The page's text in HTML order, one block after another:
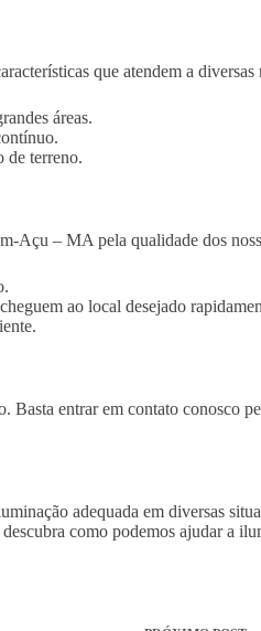
que atendem a diversas
áreas.
de terreno.
Açu – MA pela qualidade dos
ao local desejado
entrar em contato conosco
adequada em diversas
como podemos ajudar a